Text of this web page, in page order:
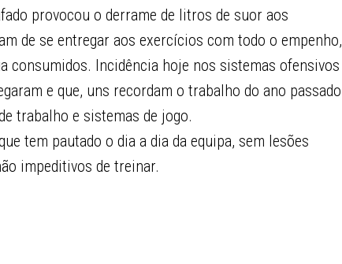
provocou o derrame de litros de suor aos
de se entregar aos exercícios com todo o empenho,
consumidos. Incidência hoje nos sistemas ofensivos
e que, uns recordam o trabalho do ano passado
trabalho e sistemas de jogo.
tem pautado o dia a dia da equipa, sem lesões
impeditivos de treinar.